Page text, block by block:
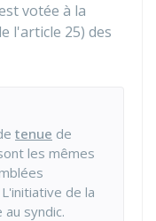
votée à la
l'article 25) des
tenue de
les mêmes
de la
syndic.